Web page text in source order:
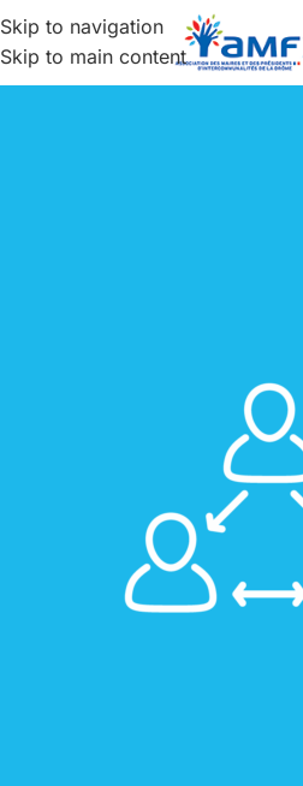
Skip to navigation
Skip to main content